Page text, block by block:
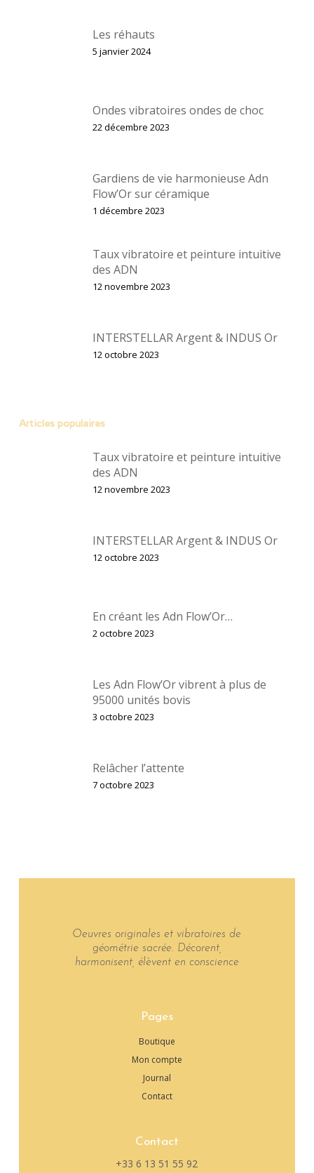
Les réhauts
5 janvier 2024
Ondes vibratoires ondes de choc
22 décembre 2023
Gardiens de vie harmonieuse Adn
Flow’Or sur céramique
1 décembre 2023
Taux vibratoire et peinture intuitive
des ADN
12 novembre 2023
INTERSTELLAR Argent & INDUS Or
12 octobre 2023
Articles populaires
Taux vibratoire et peinture intuitive
des ADN
12 novembre 2023
INTERSTELLAR Argent & INDUS Or
12 octobre 2023
En créant les Adn Flow’Or…
2 octobre 2023
Les Adn Flow’Or vibrent à plus de
95000 unités bovis
3 octobre 2023
Relâcher l’attente
7 octobre 2023
Oeuvres originales et vibratoires de
géométrie sacrée. Décorent,
harmonisent, élèvent en conscience
Pages
Boutique
Mon compte
Journal
Contact
Contact
+33 6 13 51 55 92‬